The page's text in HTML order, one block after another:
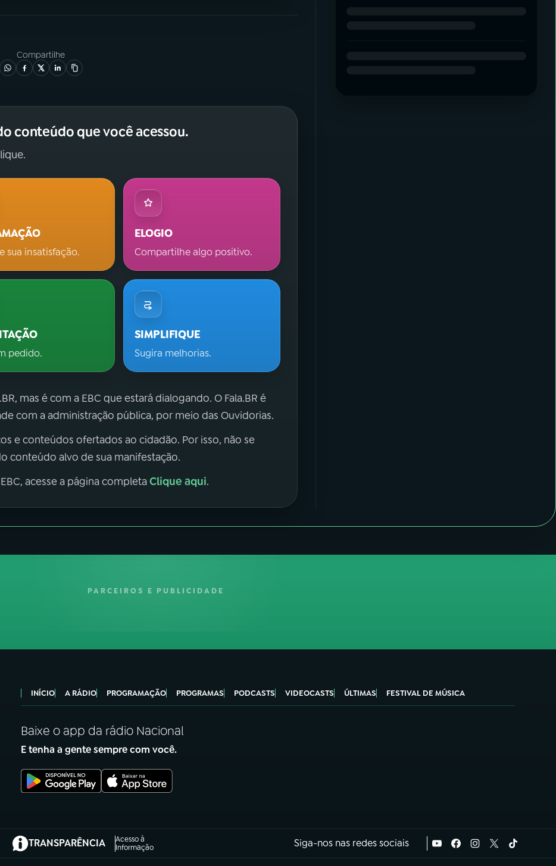
Compartilhe
conteúdo que você acessou.
sua insatisfação.
ELOGIO
Compartilhe algo positivo.
pedido.
SIMPLIFIQUE
Sugira melhorias.
mas é com a EBC que estará dialogando. O Fala.BR é
com a administração pública, por meio das Ouvidorias.
e conteúdos ofertados ao cidadão. Por isso, não se
conteúdo alvo de sua manifestação.
acesse a página completaClique aqui.
PARCEIROS E PUBLICIDADE
INÍCIO A RÁDIO PROGRAMAÇÃO PROGRAMAS PODCASTS VIDEOCASTS ÚLTIMAS FESTIVAL DE MÚSICA
Baixe o app da rádio Nacional
E tenha a gente sempre com você.
TRANSPARÊNCIA
Acesso à
Informação
(abre em nova aba) Siga-nos nas redes sociais